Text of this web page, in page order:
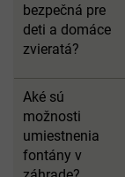
bezpečná pre
deti a domáce
zvieratá?
Aké sú
možnosti
umiestnenia
fontány v